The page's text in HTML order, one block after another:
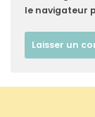
le navigateur